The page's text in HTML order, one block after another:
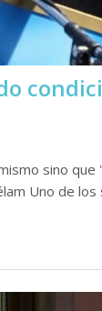
sino
Uno de